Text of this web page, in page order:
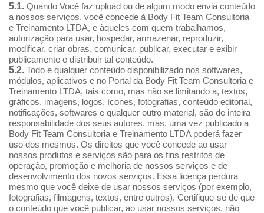
5.1. Quando Você faz upload ou de algum modo envia conteúdo
a nossos serviços, você concede à Body Fit Team Consultoria
e Treinamento LTDA, e àqueles com quem trabalhamos,
autorização para usar, hospedar, armazenar, reproduzir,
modificar, criar obras, comunicar, publicar, executar e exibir
publicamente e distribuir tal conteúdo.
5.2. Todo e qualquer conteúdo disponibilizado nos softwares,
módulos, aplicativos e no Portal da Body Fit Team Consultoria e
Treinamento LTDA, tais como, mas não se limitando a, textos,
gráficos, imagens, logos, ícones, fotografias, conteúdo editorial,
notificações, softwares e qualquer outro material, são de inteira
responsabilidade dos seus autores, mas, uma vez publicado a
Body Fit Team Consultoria e Treinamento LTDA poderá fazer
uso dos mesmos. Os direitos que você concede ao usar
nossos produtos e serviços são para os fins restritos de
operação, promoção e melhoria de nossos serviços e de
desenvolvimento dos novos serviços. Essa licença perdura
mesmo que você deixe de usar nossos serviços (por exemplo,
fotografias, filmagens, textos, entre outros). Certifique-se de que
o conteúdo que você publicar, ao usar nossos serviços, não